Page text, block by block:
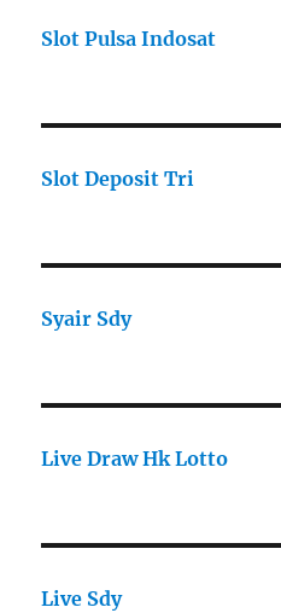
Slot Pulsa Indosat
Slot Deposit Tri
Syair Sdy
Live Draw Hk Lotto
Live Sdy